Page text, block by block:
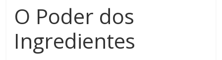
O Poder dos
Ingredientes